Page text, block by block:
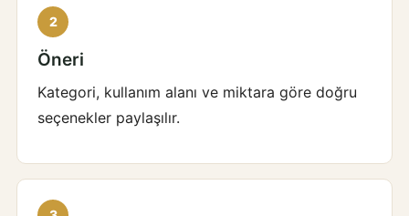
Öneri
Kategori, kullanım alanı ve miktara göre doğru
seçenekler paylaşılır.